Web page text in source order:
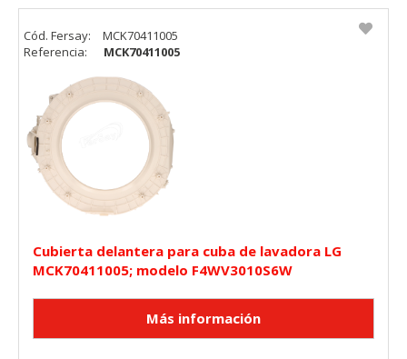
Cubierta delantera para cuba de lavadora LG
MCK70411005; modelo F4WV3010S6W
Cód. Fersay:
MCK70411005
Referencia:
MCK70411005